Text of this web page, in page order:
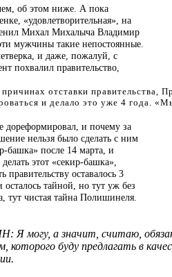
об этом ниже. А пока
«удовлетворительная», на
Михал Михалыча Владимир
мужчины такие непостоянные.
и даже, пожалуй, с
похвалил правительство,
отставки правительства,
и делало это уже 4 года.
дореформировал, и почему за
нельзя было сделать с ним
башка» после 14 марта, и
этот «секир-башка»,
правительству оставалось 3
осталось тайной, но тут уж без
тут чистая тайна Полишинеля.
Я могу, а значит, считаю,
которого буду предлагать в